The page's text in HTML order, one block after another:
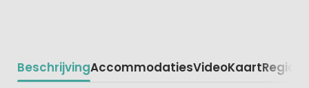
BeschrijvingAccommodatiesVideoKaartRegio